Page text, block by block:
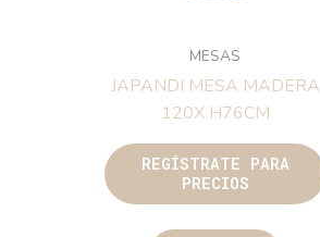
MESAS
JAPANDI MESA MADERA
120X H76CM
REGÍSTRATE PARA
PRECIOS